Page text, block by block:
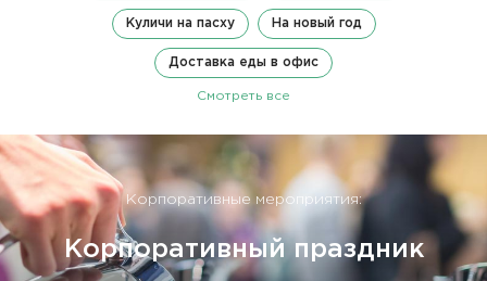
Куличи на пасху На новый год
Доставка еды в офис
Смотреть все
Корпоративные мероприятия:
Корпоративный праздник